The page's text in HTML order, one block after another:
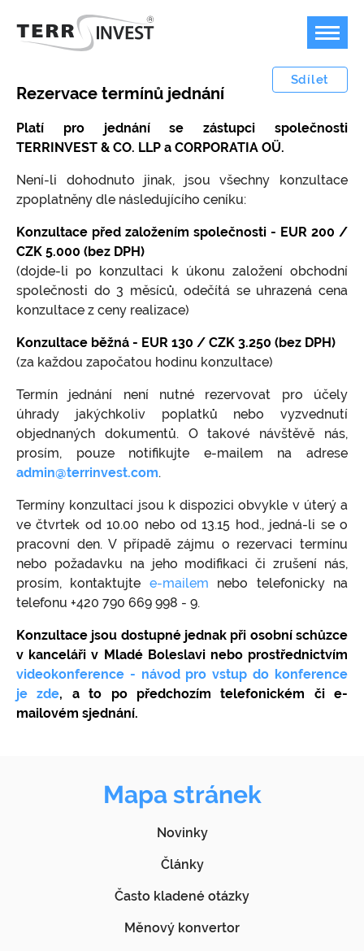
Offshore podnikání
Plán B pro podnikání v dobách temna
Možnost a příklady využití offshore firem
Kdy není možné offshore společnost použít?
Koupit ready-made společnost / nabídka
společností k převodu
Jak založit offshore IBC / LLC / LTD?
Ochrana majetku, anonymní vlastnictví
vlastnictví
Přesun podnikání do zahraničí, globální
podnikání
Obchodování se zbožím (dovoz, vývoz, dodání
Obchodování s akciemi, komoditami, FOREX
Poskytování elektronických a vzdálených
služeb - e-commerce
Finanční činnosti, sebefinancování, půjčky,
faktoring
Další příklady využití offshore firem
Stanovisko k problematice zdroje příjmů na
území ČR
Bankovnictví
Bankovní účty v zahraničí
FOREX, kryptoměny, akcie
Jurisdikce
Marshallovy ostrovy
USA
Přestěhujte svoji firmu do USA
Velká Británie
Kypr
Estonsko
On-line přístupy k registrům společností
Ceník
Ceník poskytovaných služeb
Speciální společnosti / struktury
Platební podmínky
Prodlení s úhradou poplatků za správu
Vedení účetnictví pro estonské firmy
Ověřování veřejných listin
Kontakty
Sdílet
Rezervace termínů jednání
Platí pro jednání se zástupci společnosti
TERRINVEST & CO. LLP a CORPORATIA OÜ.
Není-li dohodnuto jinak, jsou všechny konzultace
zpoplatněny dle následujícího ceníku:
Konzultace před založením společnosti - EUR 200 /
CZK 5.000 (bez DPH)
(dojde-li po konzultaci k úkonu založení obchodní
společnosti do 3 měsíců, odečítá se uhrazená cena
konzultace z ceny realizace)
Konzultace běžná - EUR 130 / CZK 3.250 (bez DPH)
(za každou započatou hodinu konzultace)
Termín jednání není nutné rezervovat pro účely
úhrady jakýchkoliv poplatků nebo vyzvednutí
objednaných dokumentů. O takové návštěvě nás,
prosím, pouze notifikujte e-mailem na adrese
admin@terrinvest.com.
Termíny konzultací jsou k dispozici obvykle v úterý a
ve čtvrtek od 10.00 nebo od 13.15 hod., jedná-li se o
pracovní den. V případě zájmu o rezervaci termínu
nebo požadavku na jeho modifikaci či zrušení nás,
prosím, kontaktujte e-mailem nebo telefonicky na
telefonu +420 790 669 998 - 9.
Konzultace jsou dostupné jednak při osobní schůzce
v kanceláři v Mladé Boleslavi nebo prostřednictvím
videokonference - návod pro vstup do konference
je zde, a to po předchozím telefonickém či e-
mailovém sjednání.
Mapa stránek
Novinky
Články
Často kladené otázky
Měnový konvertor